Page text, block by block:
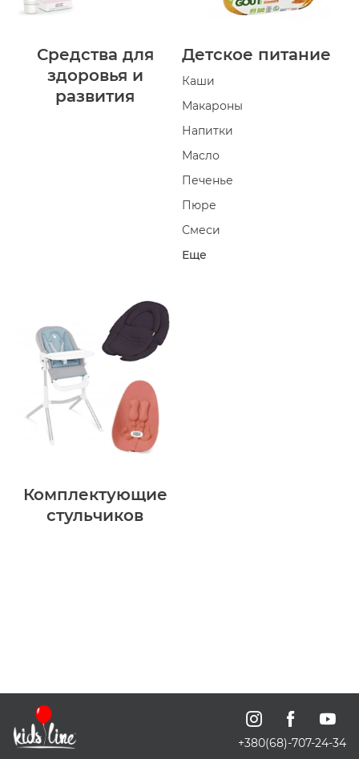
Средства для
здоровья и
развития
Детское питание
Каши
Макароны
Напитки
Масло
Печенье
Пюре
Смеси
Еще
Комплектующие
стульчиков
+380(68)-707-24-34